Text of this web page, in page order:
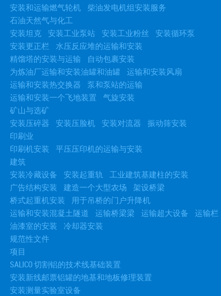
安装和运输燃气轮机
柴油发电机组安装服务
石油天然气与化工
安装坦克 安装工业泵站 安装工业粉丝
安装循环泵
安装更正栏
水压反应堆的运输和安装
精馏塔的安装与运输
自动包裹安装
为炼油厂运输和安装油罐和油罐
运输和安装风扇
运输和安装热交换器
泵和泵站的运输
运输和安装一个飞地装置
气旋安装
矿山与选矿
安装压碎器
安装压脸机 安装对流器
振动筛安装
印刷业
印刷机安装
平压压印机的运输与安装
建筑
安装冷藏设备
安装起重轨 工业建筑基建柱的安装
广告结构安装
建造一个大型农场
架设桥梁
桥式起重机安装
用于吊桥的门户升降机
运输和安装混凝土隧道
运输桥梁梁 运输超大设备
运输栏
油漆室的安装
冷却器安装
规范性文件
项目
SALICO 切割铝的技术线基础装置
安装新线邮票铝罐的地基和地板修理装置
安装测量实验室设备